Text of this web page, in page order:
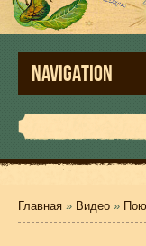
NAVIGATION
Главная » Видео » Пою